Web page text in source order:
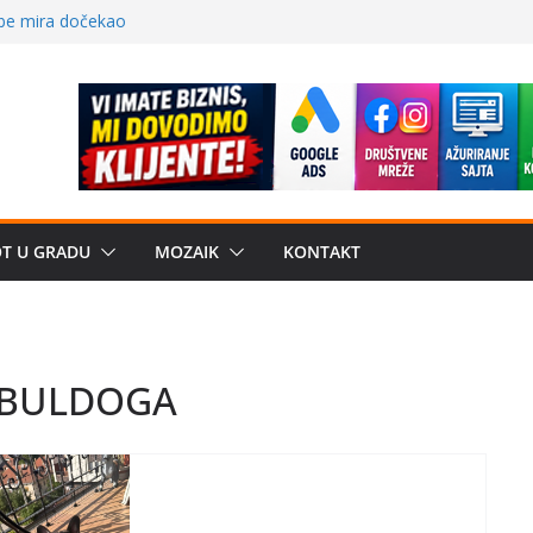
– električni
može li
projekat: Gde
Umesto
U GRADU MOZAIK KONTAKT